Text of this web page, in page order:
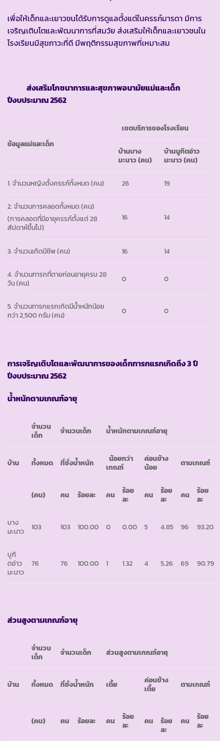
เพื่อให้เด็กและเยาวชนได้รับการดูแลตั้งแต่ในครรภ์มารดา มีการ
เจริญเติบโตและพัฒนาการที่สมวัย ส่งเสริมให้เด็กและเยาวชนใน
โรงเรียนมีสุขภาวะที่ดี มีพฤติกรรมสุขภาพที่เหมาะสม
ส่งเสริมโภชนาการและสุขภาพอนามัยแม่และเด็ก
ปีงบประมาณ 2562
ข้อมูลแม่และเด็ก
เขตบริการของโรงเรียน
บ้านบาง
มะนาว (คน)
บ้านบูกิตอ่าว
มะนาว (คน)
1. จำนวนหญิงตั้งครรภ์ทั้งหมด (คน) 26 19
2. จำนวนการคลอดทั้งหมด (คน)
(การคลอดที่มีอายุครรภ์ตั้งแต่ 28
สัปดาห์ขึ้นไป)
16 14
3. จำนวนเกิดมีชีพ (คน) 16 14
4. จำนวนทารกที่ตายก่อนอายุครบ 28
วัน (คน)
0 0
5. จำนวนทารกแรกเกิดมีน้ำหนักน้อย
กว่า 2,500 กรัม (คน)
0 0
การเจริญเติบโตและพัฒนาการของเด็กทารกแรกเกิดถึง 3 ปี
ปีงบประมาณ 2562
น้ำหนักตามเกณฑ์อายุ
จำนวน
เด็ก
จำนวนเด็ก น้ำหนักตามเกณฑ์อายุ
บ้าน ทั้งหมด ที่ชั่งน้ำหนัก
น้อยกว่า
เกณฑ์
ค่อนข้าง
น้อย
ตามเกณฑ์
(คน) คน ร้อยละ คน
ร้อย
ละ
คน
ร้อย
ละ
คน
ร้อย
ละ
บาง
มะนาว
103 103 100.00 0 0.00 5 4.85 96 93.20
บูกิ
ตอ่าว
มะนาว
76 76 100.00 1 1.32 4 5.26 69 90.79
ส่วนสูงตามเกณฑ์อายุ
จำนวน
เด็ก
จำนวนเด็ก ส่วนสูงตามเกณฑ์อายุ
บ้าน ทั้งหมด ที่ชั่งน้ำหนัก เตี้ย
ค่อนข้าง
เตี้ย
ตามเกณฑ์
(คน) คน ร้อยละ คน
ร้อย
ละ
คน
ร้อย
ละ
คน
ร้อย
ละ